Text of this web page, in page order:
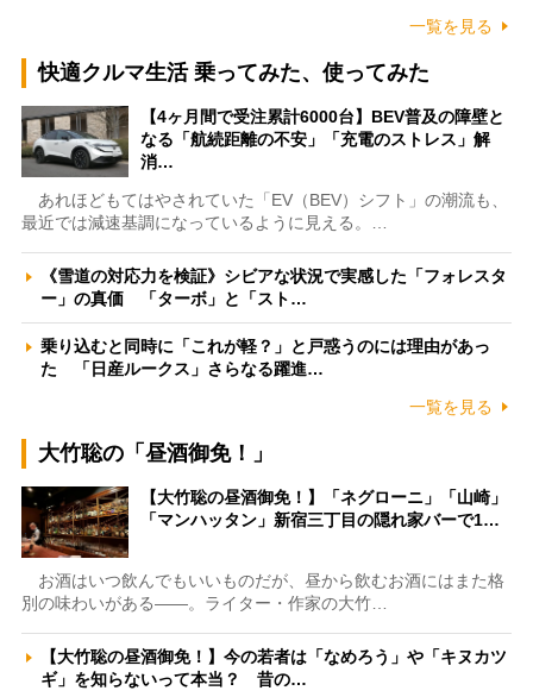
一覧を見る
快適クルマ生活 乗ってみた、使ってみた
【4ヶ月間で受注累計6000台】BEV普及の障壁と
なる「航続距離の不安」「充電のストレス」解
消…
あれほどもてはやされていた「EV（BEV）シフト」の潮流も、
最近では減速基調になっているように見える。…
《雪道の対応力を検証》シビアな状況で実感した「フォレスタ
ー」の真価 「ターボ」と「スト…
乗り込むと同時に「これが軽？」と戸惑うのには理由があっ
た 「日産ルークス」さらなる躍進…
一覧を見る
大竹聡の「昼酒御免！」
【大竹聡の昼酒御免！】「ネグローニ」「山崎」
「マンハッタン」新宿三丁目の隠れ家バーで1…
お酒はいつ飲んでもいいものだが、昼から飲むお酒にはまた格
別の味わいがある――。ライター・作家の大竹…
【大竹聡の昼酒御免！】今の若者は「なめろう」や「キヌカツ
ギ」を知らないって本当？ 昔の…